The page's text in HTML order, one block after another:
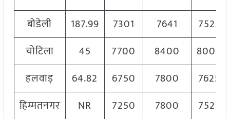
बोडेली
187.99 7301 7641
7525
चोटिला
45 7700 8400
8000
हलवाड़
64.82 6750 7800
7625
हिम्मतनगर
NR 7250 7800
7525